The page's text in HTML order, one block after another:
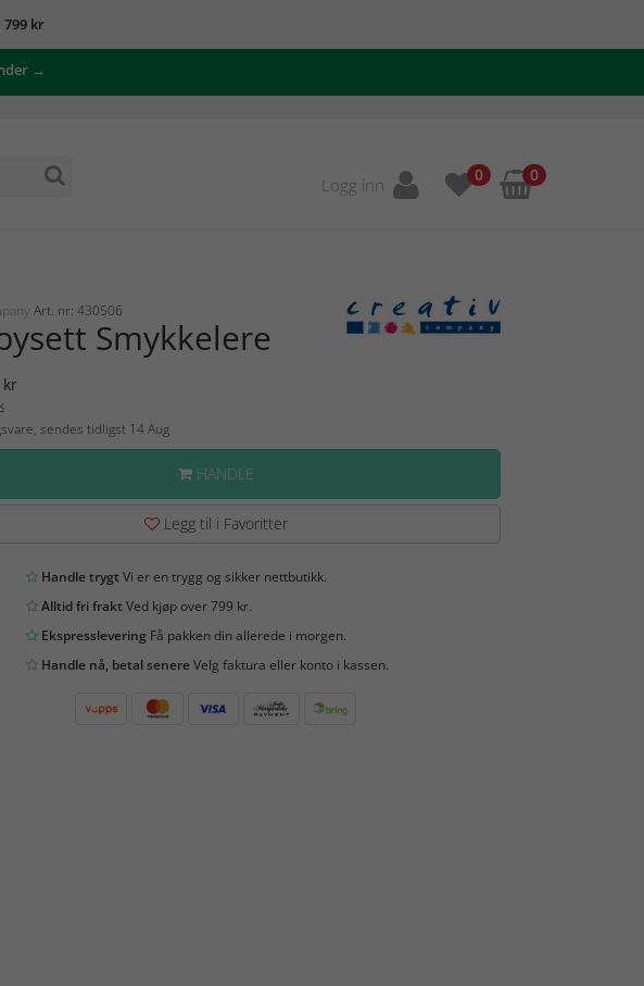
kr
→
Logg inn 0 0
Art. nr: 430506
Smykkelere
kr
sendes tidligst 14 Aug
HANDLE
Legg til i Favoritter
Handle trygtVi er en trygg og sikker nettbutikk.
Alltid fri fraktVed kjøp over 799 kr.
EkspressleveringFå pakken din allerede i morgen.
Handle nå, betal senereVelg faktura eller konto i kassen.